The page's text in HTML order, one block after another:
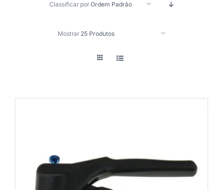
Classificar por Ordem Padrão
Mostrar 25 Produtos